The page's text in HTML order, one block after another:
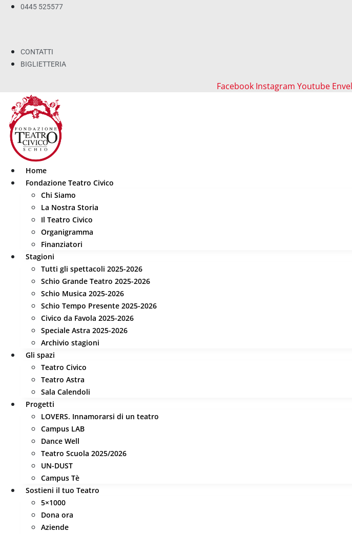
0445 525577
CONTATTI
BIGLIETTERIA
Facebook Instagram Youtube
Home
Fondazione Teatro Civico
Chi Siamo
La Nostra Storia
Il Teatro Civico
Organigramma
Finanziatori
Stagioni
Tutti gli spettacoli 2025-2026
Schio Grande Teatro 2025-2026
Schio Musica 2025-2026
Schio Tempo Presente 2025-2026
Civico da Favola 2025-2026
Speciale Astra 2025-2026
Archivio stagioni
Gli spazi
Teatro Civico
Teatro Astra
Sala Calendoli
Progetti
LOVERS. Innamorarsi di un teatro
Campus LAB
Dance Well
Teatro Scuola 2025/2026
UN-DUST
Campus Tè
Sostieni il tuo Teatro
5×1000
Dona ora
Aziende